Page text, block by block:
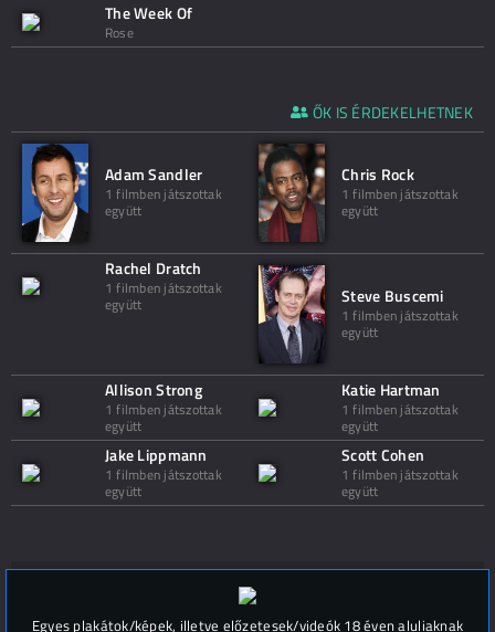
The Week Of
Rose
ŐK IS ÉRDEKELHETNEK
Adam Sandler
1 filmben játszottak
együtt
Chris Rock
1 filmben játszottak
együtt
Rachel Dratch
1 filmben játszottak
együtt Steve Buscemi
1 filmben játszottak
együtt
Allison Strong
1 filmben játszottak
együtt
Katie Hartman
1 filmben játszottak
együtt
Jake Lippmann
1 filmben játszottak
együtt
Scott Cohen
1 filmben játszottak
együtt
Hozzászólások (
Egyes plakátok/képek, illetve előzetesek/videók 18 éven aluliaknak